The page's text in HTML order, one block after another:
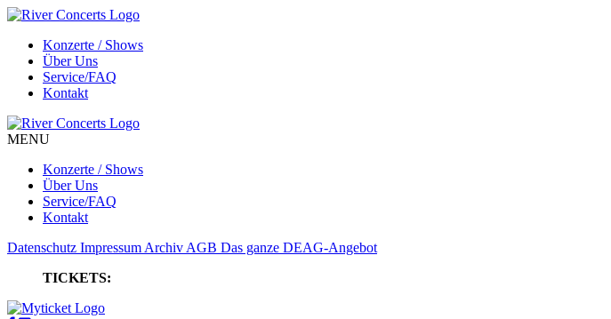
Konzerte / Shows
Über Uns
Service/FAQ
Kontakt
MENU
Konzerte / Shows
Über Uns
Service/FAQ
Kontakt
Datenschutz Impressum Archiv AGB Das ganze DEAG-Angebot
TICKETS: